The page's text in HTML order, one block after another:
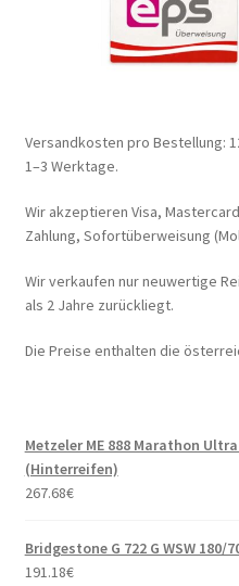
Versandkosten pro Bestellung:
1–3 Werktage.
Wir akzeptieren Visa,
Zahlung, Sofortüberweisung
Wir verkaufen nur neuwertige
als 2 Jahre zurückliegt.
Die Preise enthalten die
Metzeler ME 888 Marathon Ultra
(Hinterreifen)
267.68€
Bridgestone G 722 G WSW
191.18€